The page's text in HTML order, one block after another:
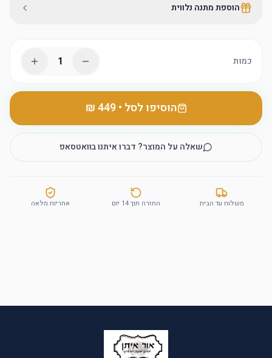
הוספת מתנה נלווית
כמות 1
הוסיפו לסל •
‏449 ₪
שאלה על המוצר? דברו איתנו בוואטסאפ
משלוח עד הבית החזרה תוך 14 יום אחריות מלאה